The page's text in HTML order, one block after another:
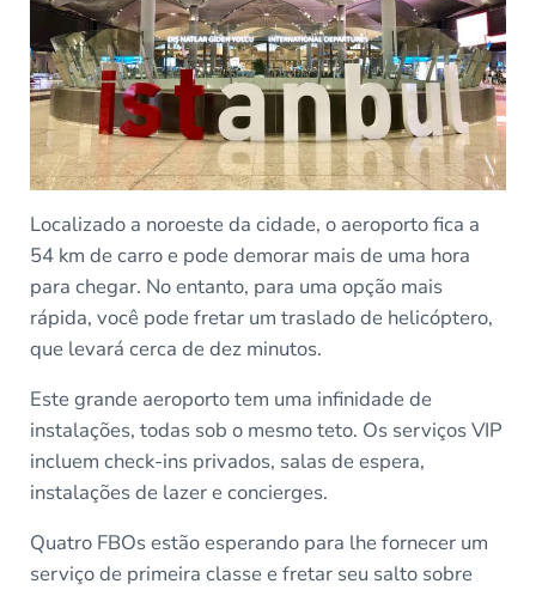
Localizado a noroeste da cidade, o aeroporto fica a
54 km de carro e pode demorar mais de uma hora
para chegar. No entanto, para uma opção mais
rápida, você pode fretar um traslado de helicóptero,
que levará cerca de dez minutos.
Este grande aeroporto tem uma infinidade de
instalações, todas sob o mesmo teto. Os serviços VIP
incluem check-ins privados, salas de espera,
instalações de lazer e concierges.
Quatro FBOs estão esperando para lhe fornecer um
serviço de primeira classe e fretar seu salto sobre